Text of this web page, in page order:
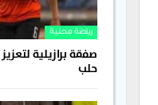
رياضة محلية
صفقة برازيلية
حلب